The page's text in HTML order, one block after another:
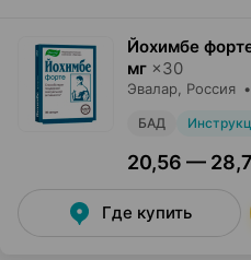
Йохимбе
мг ×30
Эвалар, Россия •
БАД
20,56 —
Где купить